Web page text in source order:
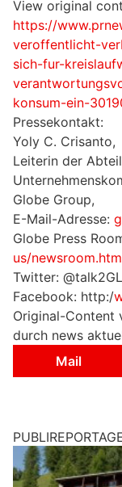
View original
https://
veroffentlicht-
sich-fur-
konsum-ein-
Pressekontakt:
Yoly C. Crisanto,
Leiterin der
Globe Group,
E-Mail-Adresse:
Globe Press
us/
Twitter:
Facebook: http:/
Original-Content
durch news
Mail